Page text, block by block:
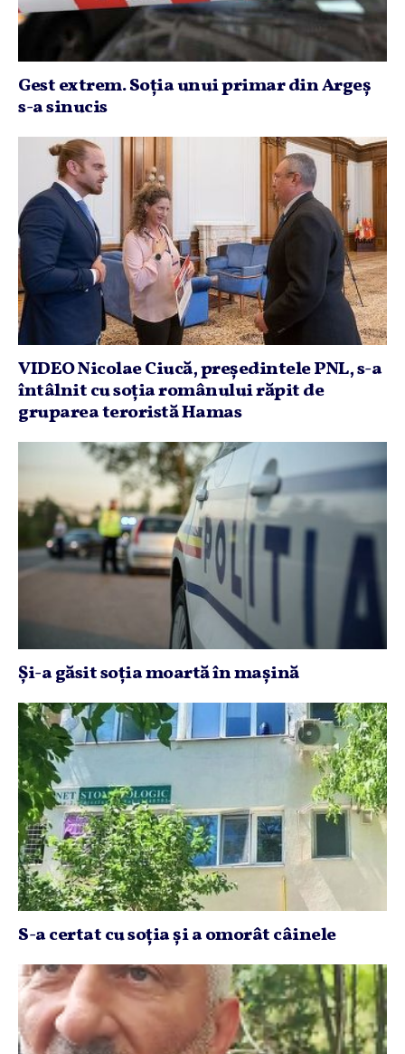
Gest extrem. Soţia unui primar din Argeş
s-a sinucis
VIDEO Nicolae Ciucă, preşedintele PNL, s-a
întâlnit cu soţia românului răpit de
gruparea teroristă Hamas
Şi-a găsit soţia moartă în maşină
S-a certat cu soţia şi a omorât câinele